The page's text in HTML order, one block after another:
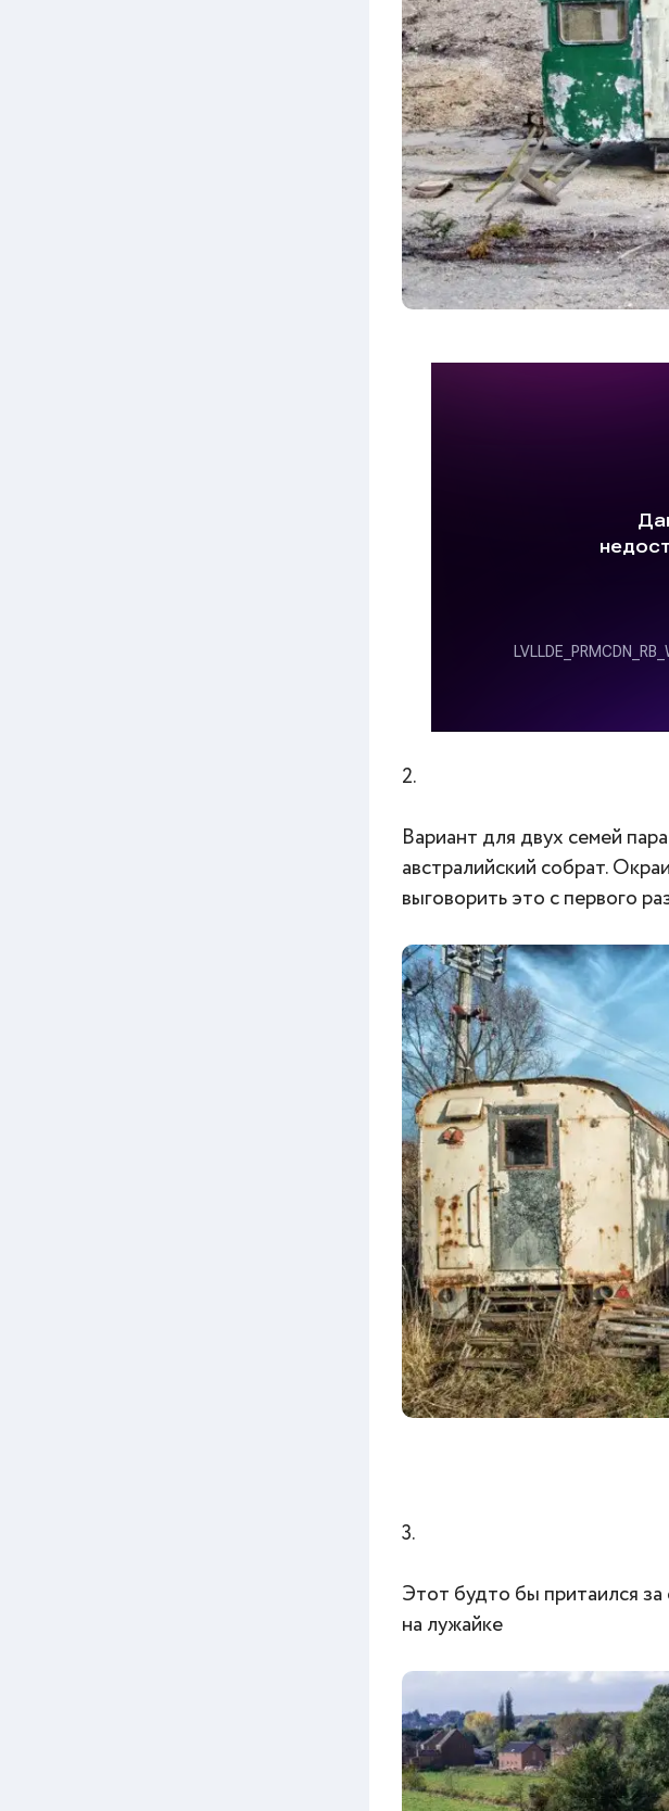
2.
Вариант для двух семей
австралийский собрат.
выговорить это с первого
3.
Этот будто бы притаился
на лужайке